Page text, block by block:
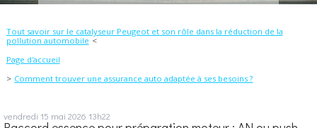
Tout savoir sur le catalyseur Peugeot et son rôle dans la réduction de la
pollution automobile
Page d'accueil
Comment trouver une assurance auto adaptée à ses besoins ?
vendredi 15 mai 2026 13h22